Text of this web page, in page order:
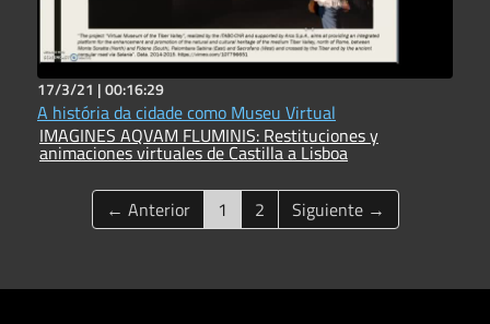
17/3/21 |00:16:29
A história da cidade como Museu Virtual
IMAGINES AQVAM FLUMINIS: Restituciones y
animaciones virtuales de Castilla a Lisboa
← Anterior 1 (current)
2 Siguiente →